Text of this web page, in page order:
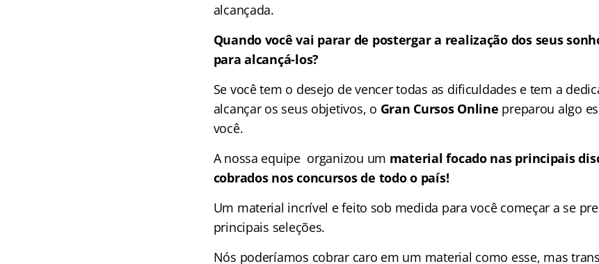
alcançada.
Quando você vai parar de postergar a realização dos seus
para alcançá-los?
Se você tem o desejo de vencer todas as dificuldades e tem a
alcançar os seus objetivos, o Gran Cursos Online preparou algo
você.
A nossa equipe organizou um material focado nas principais
cobrados nos concursos de todo o país!
Um material incrível e feito sob medida para você começar a se
principais seleções.
Nós poderíamos cobrar caro em um material como esse, mas